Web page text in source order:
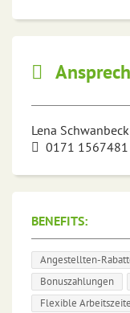
Lena Schwanbeck
0171 1567481
BENEFITS:
Angestellten-
Bonuszahlungen
Flexible